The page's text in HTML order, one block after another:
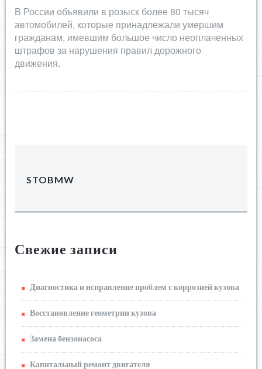
В России объявили в розыск более 80 тысяч
автомобилей, которые принадлежали умершим
гражданам, имевшим большое число неоплаченных
штрафов за нарушения правил дорожного
движения.
STOBMW
Свежие записи
Диагностика и исправление проблем с коррозией кузова
Восстановление геометрии кузова
Замена бензонасоса
Капитальный ремонт двигателя